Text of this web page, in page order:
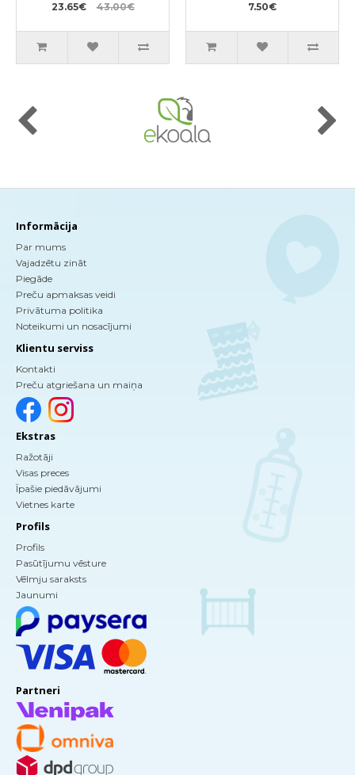
23.65€ 43.00€ 7.50€
Informācija
Par mums
Vajadzētu zināt
Piegāde
Preču apmaksas veidi
Privātuma politika
Noteikumi un nosacījumi
Klientu serviss
Kontakti
Preču atgriešana un maiņa
Ekstras
Ražotāji
Visas preces
Īpašie piedāvājumi
Vietnes karte
Profils
Profils
Pasūtījumu vēsture
Vēlmju saraksts
Jaunumi
Partneri